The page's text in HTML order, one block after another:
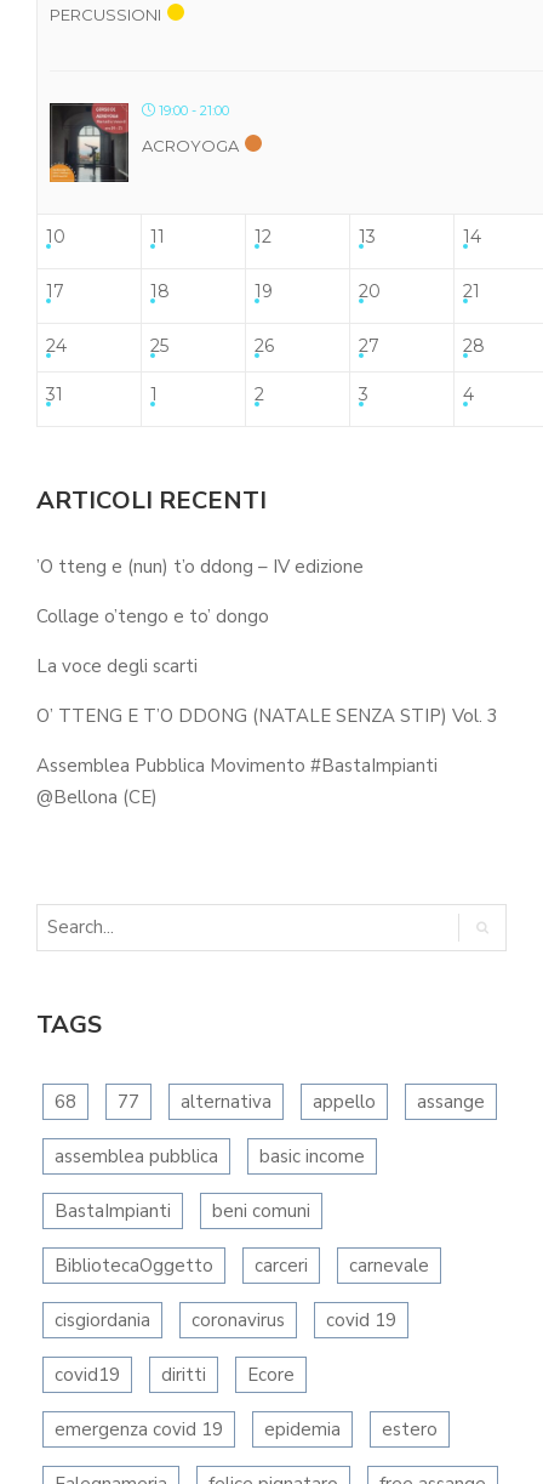
PERCUSSIONI
19:00 - 21:00
ACROYOGA
10 11 12 13 14
17 18 19 20 21
24 25 26 27 28
31 1 2 3 4
ARTICOLI RECENTI
’O tteng e (nun) t’o ddong – IV edizione
Collage o’tengo e to’ dongo
La voce degli scarti
O’ TTENG E T’O DDONG (NATALE SENZA STIP) Vol. 3
Assemblea Pubblica Movimento #BastaImpianti
@Bellona (CE)
TAGS
68 77 alternativa appello assange
assemblea pubblica basic income
BastaImpianti beni comuni
BibliotecaOggetto carceri carnevale
cisgiordania coronavirus covid 19
covid19 diritti Ecore
emergenza covid 19 epidemia estero